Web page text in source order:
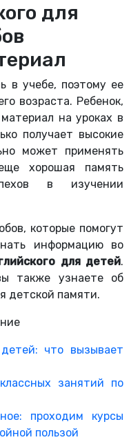
для
в учебе, поэтому ее
возраста. Ребенок,
на уроках в
получает высокие
может применять
хорошая память
в изучении
которые помогут
информацию во
для детей.
также узнаете об
детской памяти.
что вызывает
занятий по
проходим курсы
пользой